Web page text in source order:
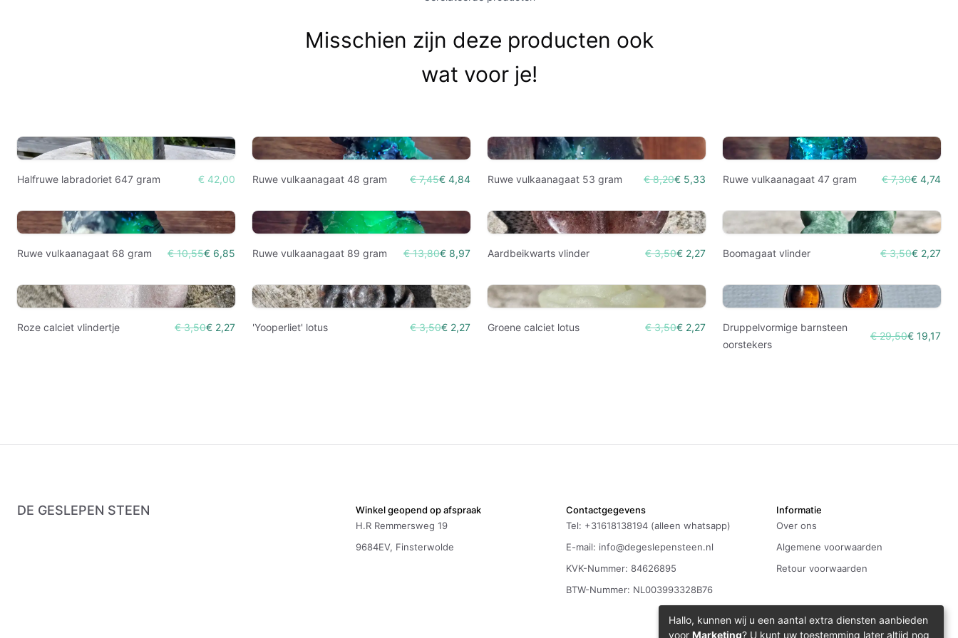
Misschien zijn deze producten ook
wat voor je!
Halfruwe labradoriet 647 gram € 42,00 Ruwe vulkaanagaat 48 gram € 7,45€ 4,84 Ruwe vulkaanagaat 53 gram € 8,20€ 5,33 Ruwe vulkaanagaat 47 gram € 7,30€ 4,74
Ruwe vulkaanagaat 68 gram € 10,55€ 6,85 Ruwe vulkaanagaat 89 gram € 13,80€ 8,97 Aardbeikwarts vlinder € 3,50€ 2,27 Boomagaat vlinder € 3,50€ 2,27
Roze calciet vlindertje € 3,50€ 2,27 'Yooperliet' lotus € 3,50€ 2,27 Groene calciet lotus € 3,50€ 2,27
Druppelvormige barnsteen
oorstekers
€ 29,50€ 19,17
DE GESLEPEN STEEN
Winkel geopend op afspraak
H.R Remmersweg 19
9684EV, Finsterwolde
Contactgegevens
Tel: +31618138194 (alleen whatsapp)
E-mail: info@degeslepensteen.nl
KVK-Nummer: 84626895
BTW-Nummer: NL003993328B76
Informatie
Over ons
Algemene voorwaarden
Retour voorwaarden
Hallo, kunnen wij u een aantal extra diensten aanbieden
voor Marketing? U kunt uw toestemming later altijd nog